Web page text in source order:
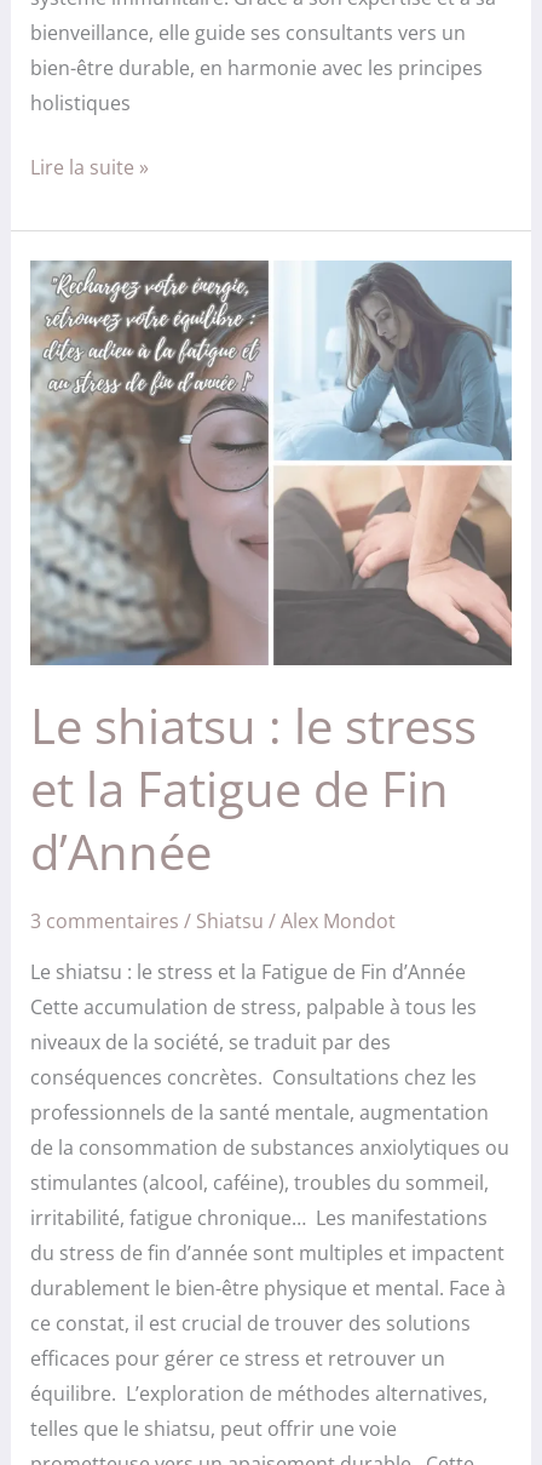
bienveillance, elle guide ses consultants vers un
bien-être durable, en harmonie avec les principes
holistiques
Lire la suite »
Le shiatsu : le stress
et la Fatigue de Fin
d’Année
3 commentaires / Shiatsu /Alex Mondot
Le shiatsu : le stress et la Fatigue de Fin d’Année
Cette accumulation de stress, palpable à tous les
niveaux de la société, se traduit par des
conséquences concrètes. Consultations chez les
professionnels de la santé mentale, augmentation
de la consommation de substances anxiolytiques ou
stimulantes (alcool, caféine), troubles du sommeil,
irritabilité, fatigue chronique… Les manifestations
du stress de fin d’année sont multiples et impactent
durablement le bien-être physique et mental. Face à
ce constat, il est crucial de trouver des solutions
efficaces pour gérer ce stress et retrouver un
équilibre. L’exploration de méthodes alternatives,
telles que le shiatsu, peut offrir une voie
Le
shiatsu
:
le
stress
et
la
Fatigue
de
Fin
d’Année